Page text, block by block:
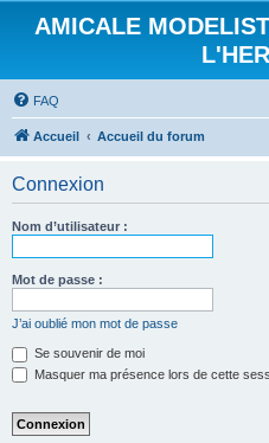
AMICALE
FAQ
Accueil Accueil du forum
Connexion
Nom d’utilisateur :
Mot de passe :
J’ai oublié mon mot de passe
Se souvenir de moi
Masquer ma présence lors de cette